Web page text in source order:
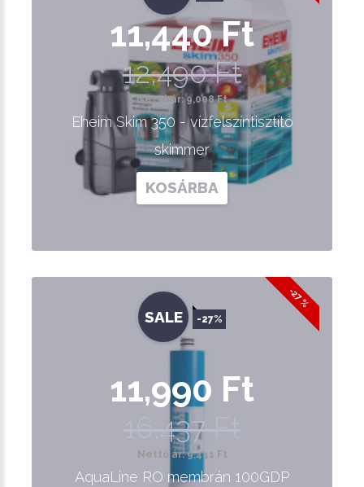
11,440 Ft
12,490 Ft
Nettó ár: 9,008 Ft
Eheim Skim 350 - vízfelszíntisztító
skimmer
KOSÁRBA
-27 %
SALE -27%
11,990 Ft
16,437 Ft
Nettó ár: 9,441 Ft
AquaLine RO membrán 100GDP